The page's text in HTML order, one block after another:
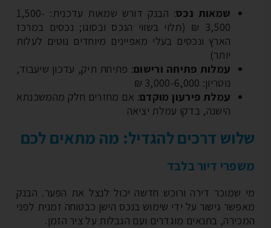
שמאות נכס
: הבנק דורש שמאות עדכנית: 1,500-
3,500 ₪ (תלוי בשווי הנכס ובסוגו; נכסים במרכז
הארץ ונכסים בעלי מאפיינים מיוחדים נוטים לעלות
עמלות פתיחה ורישום: פתיחת תיק, עדכון שיעבוד,
נוטריון: 3,000-6,000 ₪
עמלת פירעון מוקדם: אם מחזרים חלק מהמשכנתא
הישנה, בדקו עמלת יציאה
דרכים להגדיל: מה מתאים לכם
דיור בלבד
שמוכר דירה ורוכש חדשה יכול לנצל את הפער. הבנק
גישור על ידי שימוש בנכס הישן כבטוחה זמנית לפני
בתנאים מוגדרים ועם הגבלות על ציר הזמן.